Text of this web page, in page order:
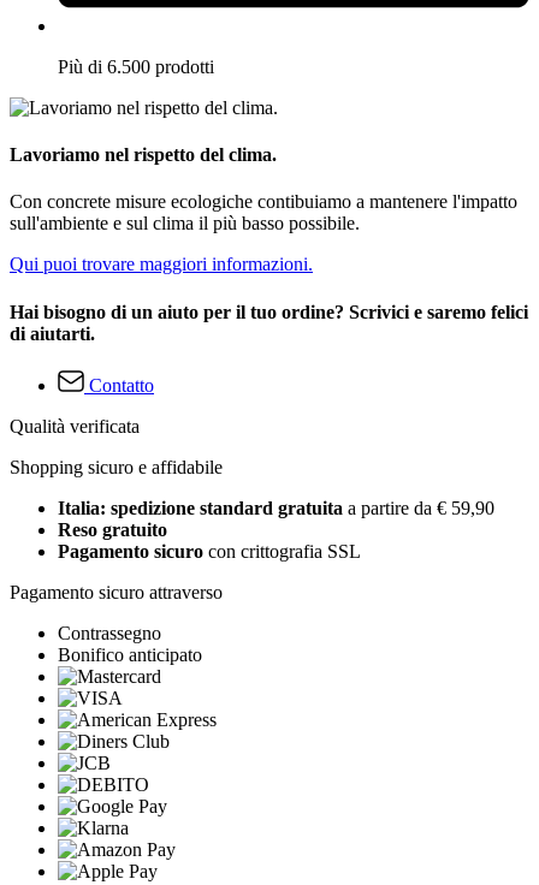
Più di 6.500 prodotti
Lavoriamo nel rispetto del clima.
Con concrete misure ecologiche contibuiamo a mantenere l'impatto
sull'ambiente e sul clima il più basso possibile.
Qui puoi trovare maggiori informazioni.
Hai bisogno di un aiuto per il tuo ordine? Scrivici e saremo felici
di aiutarti.
Contatto
Qualità verificata
Shopping sicuro e affidabile
Italia: spedizione standard gratuita a partire da € 59,90
Reso gratuito
Pagamento sicuro con crittografia SSL
Pagamento sicuro attraverso
Contrassegno
Bonifico anticipato